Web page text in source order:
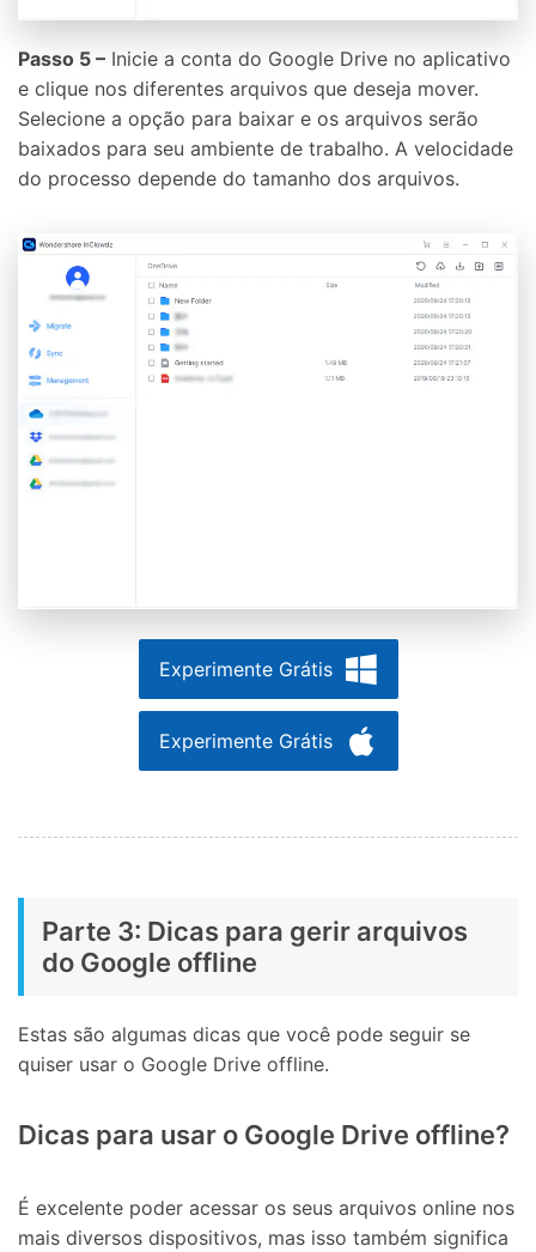
Passo 5 – Inicie a conta do Google Drive no aplicativo
e clique nos diferentes arquivos que deseja mover.
Selecione a opção para baixar e os arquivos serão
baixados para seu ambiente de trabalho. A velocidade
do processo depende do tamanho dos arquivos.
Experimente Grátis
Experimente Grátis
Parte 3: Dicas para gerir arquivos
do Google offline
Estas são algumas dicas que você pode seguir se
quiser usar o Google Drive offline.
Dicas para usar o Google Drive offline?
É excelente poder acessar os seus arquivos online nos
mais diversos dispositivos, mas isso também significa